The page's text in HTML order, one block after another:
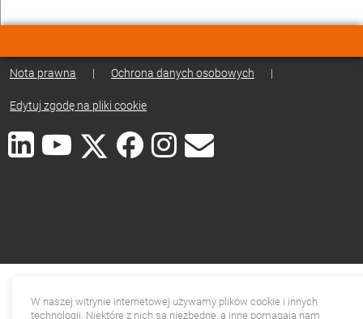
Nota prawna | Ochrona danych osobowych |
Edytuj zgodę na pliki cookie
W naszej witrynie internetowej używamy plików cookie i innych
technologii. Niektóre z nich są niezbędne, a inne pomagają nam